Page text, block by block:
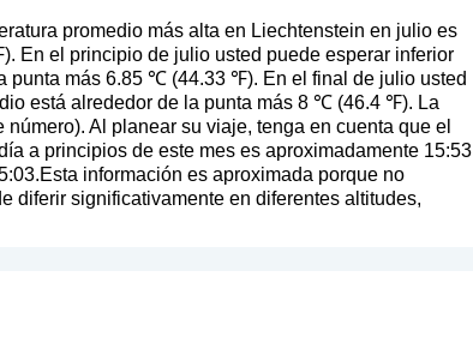
promedio más alta en Liechtenstein en julio es
el principio de julio usted puede esperar inferior
punta más 6.85 ℃ (44.33 ℉). En el final de julio usted
está alrededor de la punta más 8 ℃ (46.4 ℉). La
número). Al planear su viaje, tenga en cuenta que el
a principios de este mes es aproximadamente 15:53
información es aproximada porque no
diferir significativamente en diferentes altitudes,